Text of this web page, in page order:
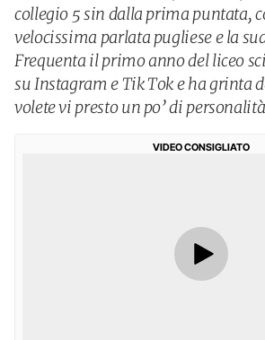
collegio 5 sin dalla prima puntata,
velocissima parlata pugliese e la
Frequenta il primo anno del liceo
su Instagram e Tik Tok e ha grinta
volete vi presto un po’ di
VIDEO CONSIGLIATO